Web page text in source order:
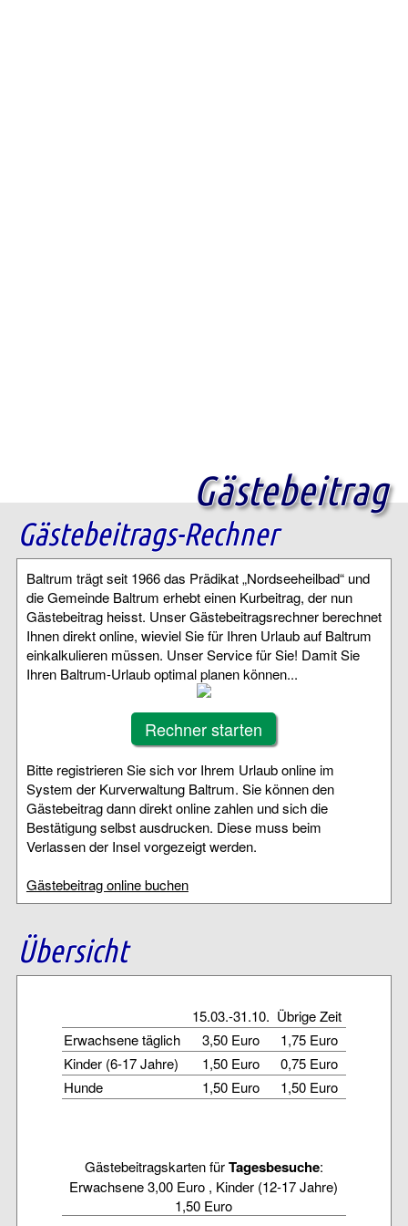
Gästebeitrag
Gästebeitrags-Rechner
Baltrum trägt seit 1966 das Prädikat „Nordseeheilbad“ und
die Gemeinde Baltrum erhebt einen Kurbeitrag, der nun
Gästebeitrag heisst. Unser Gästebeitragsrechner berechnet
Ihnen direkt online, wieviel Sie für Ihren Urlaub auf Baltrum
einkalkulieren müssen. Unser Service für Sie! Damit Sie
Ihren Baltrum-Urlaub optimal planen können...
Rechner starten
Bitte registrieren Sie sich vor Ihrem Urlaub online im
System der Kurverwaltung Baltrum. Sie können den
Gästebeitrag dann direkt online zahlen und sich die
Bestätigung selbst ausdrucken. Diese muss beim
Verlassen der Insel vorgezeigt werden.
Gästebeitrag online buchen
Übersicht
15.03.-31.10. Übrige Zeit
Erwachsene täglich
3,50 Euro
1,75 Euro
Kinder (6-17 Jahre)
1,50 Euro
0,75 Euro
Hunde
1,50 Euro 1,50 Euro
Gästebeitragskarten fürTagesbesuche:
Erwachsene 3,00 Euro , Kinder (12-17 Jahre)
1,50 Euro